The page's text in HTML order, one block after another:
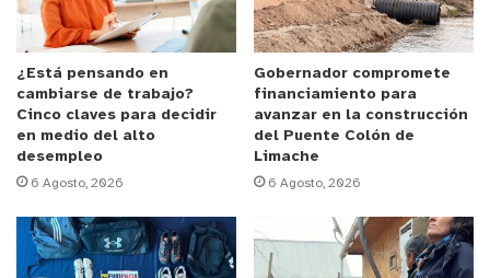
fundamental, por lo que todos los hechos ligados a
droga pueden ser alertados al Fono 135 de manera
anónima.
¿Está pensando en
cambiarse de trabajo?
Cinco claves para decidir
en medio del alto
desempleo
6 Agosto, 2026
Gobernador compromete
financiamiento para
avanzar en la construcción
del Puente Colón de
Limache
6 Agosto, 2026